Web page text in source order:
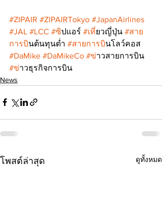
#ZIPAIR #ZIPAIRTokyo #JapanAirlines
#JAL #LCC #ซิปแอร์ #เที่ยวญี่ปุ่น #สาย
การบินต้นทุนต่ำ #สายการบินโลว์คอส
#DaMike #DaMikeCo #ข่าวสายการบิน
#ข่าวธุรกิจการบิน
News
โพสต์ล่าสุด ดูทั้งหมด